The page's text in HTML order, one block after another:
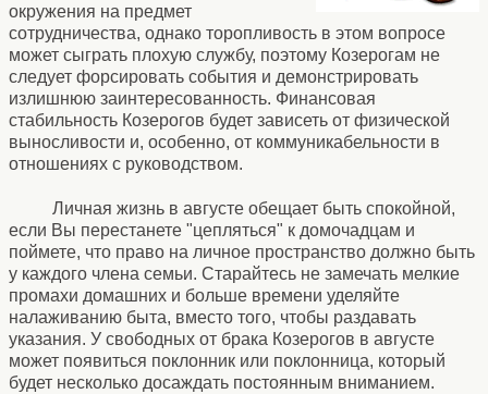
окружения на предмет
сотрудничества, однако торопливость в этом вопросе
может сыграть плохую службу, поэтому Козерогам не
следует форсировать события и демонстрировать
излишнюю заинтересованность. Финансовая
стабильность Козерогов будет зависеть от физической
выносливости и, особенно, от коммуникабельности в
отношениях с руководством.
Личная жизнь в августе обещает быть спокойной,
если Вы перестанете "цепляться" к домочадцам и
поймете, что право на личное пространство должно быть
у каждого члена семьи. Старайтесь не замечать мелкие
промахи домашних и больше времени уделяйте
налаживанию быта, вместо того, чтобы раздавать
указания. У свободных от брака Козерогов в августе
может появиться поклонник или поклонница, который
будет несколько досаждать постоянным вниманием.